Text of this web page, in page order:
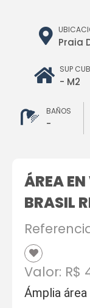
Praia
SUP
- M2
BAÑOS
-
ÁREA
BRASIL
Valor: R$
Ámplia